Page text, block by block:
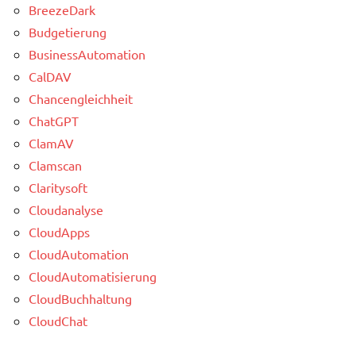
BreezeDark
Budgetierung
BusinessAutomation
CalDAV
Chancengleichheit
ChatGPT
ClamAV
Clamscan
Claritysoft
Cloudanalyse
CloudApps
CloudAutomation
CloudAutomatisierung
CloudBuchhaltung
CloudChat